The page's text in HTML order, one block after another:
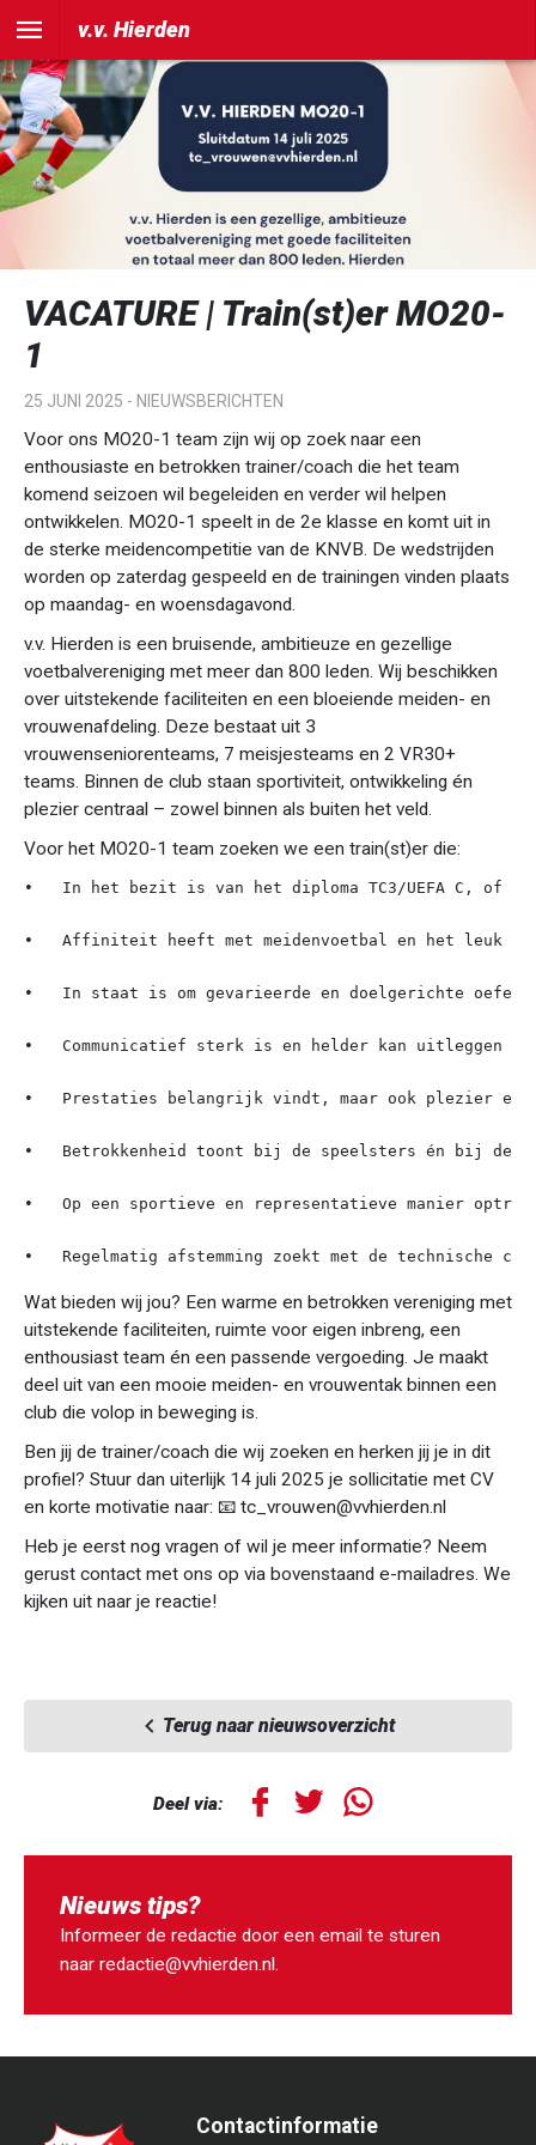
v.v. Hierden
VACATURE | Train(st)er MO20-
1
25 JUNI 2025 - NIEUWSBERICHTEN
Voor ons MO20-1 team zijn wij op zoek naar een
enthousiaste en betrokken trainer/coach die het team
komend seizoen wil begeleiden en verder wil helpen
ontwikkelen. MO20-1 speelt in de 2e klasse en komt uit in
de sterke meidencompetitie van de KNVB. De wedstrijden
worden op zaterdag gespeeld en de trainingen vinden plaats
op maandag- en woensdagavond.
v.v. Hierden is een bruisende, ambitieuze en gezellige
voetbalvereniging met meer dan 800 leden. Wij beschikken
over uitstekende faciliteiten en een bloeiende meiden- en
vrouwenafdeling. Deze bestaat uit 3
vrouwenseniorenteams, 7 meisjesteams en 2 VR30+
teams. Binnen de club staan sportiviteit, ontwikkeling én
plezier centraal – zowel binnen als buiten het veld.
Voor het MO20-1 team zoeken we een train(st)er die:
•   In het bezit is van het diploma TC3/UEFA C, of
•   Affiniteit heeft met meidenvoetbal en het leuk
•   In staat is om gevarieerde en doelgerichte
•   Communicatief sterk is en helder kan uitleggen
•   Prestaties belangrijk vindt, maar ook plezier en
•   Betrokkenheid toont bij de speelsters én bij de
•   Op een sportieve en representatieve manier
•   Regelmatig afstemming zoekt met de technische
Wat bieden wij jou? Een warme en betrokken vereniging met
uitstekende faciliteiten, ruimte voor eigen inbreng, een
enthousiast team én een passende vergoeding. Je maakt
deel uit van een mooie meiden- en vrouwentak binnen een
club die volop in beweging is.
Ben jij de trainer/coach die wij zoeken en herken jij je in dit
profiel? Stuur dan uiterlijk 14 juli 2025 je sollicitatie met CV
en korte motivatie naar: 📧 tc_vrouwen@vvhierden.nl
Heb je eerst nog vragen of wil je meer informatie? Neem
gerust contact met ons op via bovenstaand e-mailadres. We
kijken uit naar je reactie!
Terug naar nieuwsoverzicht
Deel via:
Nieuws tips?
Informeer de redactie door een email te sturen
naar redactie@vvhierden.nl.
Contactinformatie